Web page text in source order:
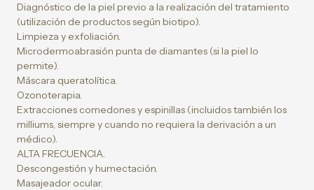
Diagnóstico de la piel previo a la realización del tratamiento
(utilización de productos según biotipo).
Limpieza y exfoliación.
Microdermoabrasión punta de diamantes (si la piel lo
permite).
Máscara queratolítica.
Ozonoterapia.
Extracciones comedones y espinillas (incluidos también los
milliums, siempre y cuando no requiera la derivación a un
médico).
ALTA FRECUENCIA.
Descongestión y humectación.
Masajeador ocular.